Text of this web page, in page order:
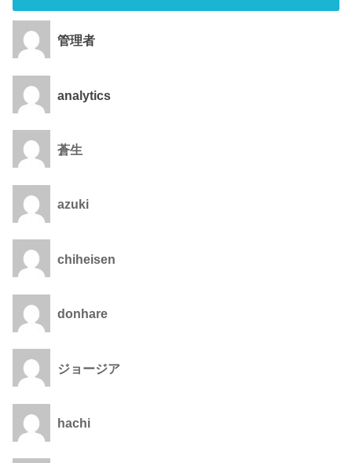
管理者
analytics
蒼生
azuki
chiheisen
donhare
ジョージア
hachi